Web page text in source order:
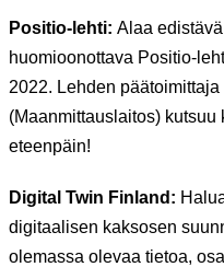
Positio-lehti: Alaa
huomioonottava Positio-
2022. Lehden
(Maanmittauslaitos)
eteenpäin!
Digital Twin Finland:
digitaalisen kaksosen
olemassa olevaa tietoa,